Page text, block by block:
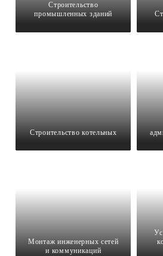
Строительство
промышленных зданий
Строительство котельных
Монтаж инженерных сетей
и коммуникаций